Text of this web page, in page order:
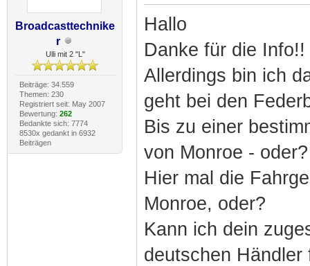
Broadcasttechnike
r
Ulli mit 2 "L"
Beiträge: 34.559
Themen: 230
Registriert seit: May 2007
Bewertung: 262
Bedankte sich: 7774
8530x gedankt in 6932
Beiträgen
Hallo
Danke für die Info!!
Allerdings bin ich
geht bei den
Bis zu einer
von Monroe - oder?
Hier mal die
Monroe, oder?
Kann ich dein
deutschen Händler